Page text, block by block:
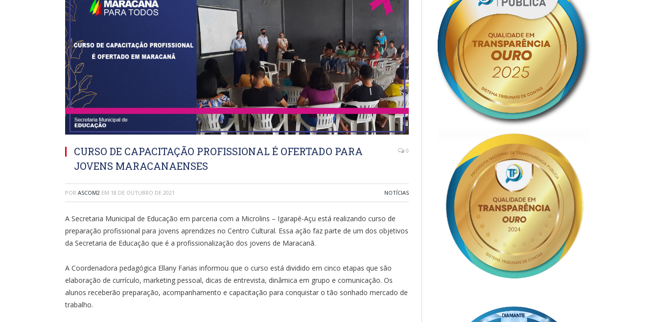
CURSO DE CAPACITAÇÃO PROFISSIONAL É OFERTADO PARA
JOVENS MARACANAENSES
0
POR ASCOM2 EM 18 DE OUTUBRO DE 2021 NOTÍCIAS
A Secretaria Municipal de Educação em parceria com a Microlins – Igarapé-Açu está realizando curso de
preparação profissional para jovens aprendizes no Centro Cultural. Essa ação faz parte de um dos objetivos
da Secretaria de Educação que é a profissionalização dos jovens de Maracanã.
A Coordenadora pedagógica Ellany Farias informou que o curso está dividido em cinco etapas que são
elaboração de currículo, marketing pessoal, dicas de entrevista, dinâmica em grupo e comunicação. Os
alunos receberão preparação, acompanhamento e capacitação para conquistar o tão sonhado mercado de
trabalho.